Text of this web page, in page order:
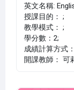
英文名稱:
授課目的： ;
教學模式： ;
學分數：2;
成績計算方式
開課教師： 可